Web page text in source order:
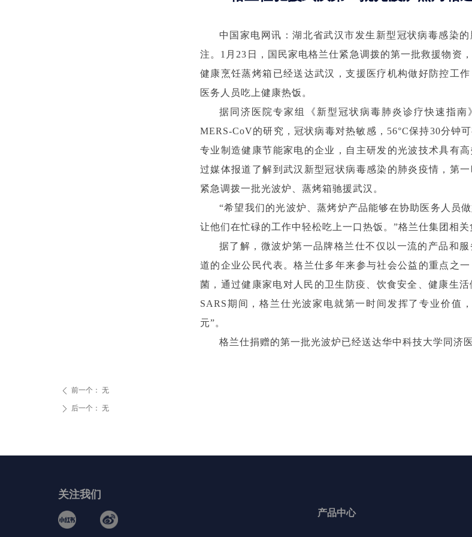
中国家电网讯：湖北省武汉市发生新型冠状病毒感染
注。1月23日，国民家电格兰仕紧急调拨的第一批救援物资
健康烹饪蒸烤箱已经送达武汉，支援医疗机构做好防控工
医务人员吃上健康热饭。
据同济医院专家组《新型冠状病毒肺炎诊疗快速指南
MERS-CoV的研究，冠状病毒对热敏感，56°C保持30分钟
专业制造健康节能家电的企业，自主研发的光波技术具有
过媒体报道了解到武汉新型冠状病毒感染的肺炎疫情，第一
紧急调拨一批光波炉、蒸烤箱驰援武汉。
“希望我们的光波炉、蒸烤炉产品能够在协助医务人员
让他们在忙碌的工作中轻松吃上一口热饭。”格兰仕集团相关
据了解，微波炉第一品牌格兰仕不仅以一流的产品和
道的企业公民代表。格兰仕多年来参与社会公益的重点之
菌，通过健康家电对人民的卫生防疫、饮食安全、健康生
SARS期间，格兰仕光波家电就第一时间发挥了专业价值
元”。
格兰仕捐赠的第一批光波炉已经送达华中科技大学同济
ꄴ 前一个： 无
ꄲ 后一个： 无
关注我们
产品中心